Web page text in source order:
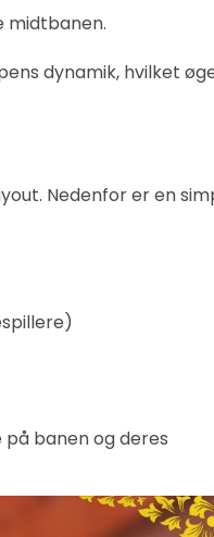
dynamik, hvilket
Nedenfor er en
banen og deres